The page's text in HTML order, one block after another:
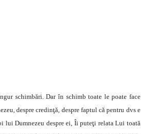
schimbări. Dar în schimb toate le poate face
despre credinţă, despre faptul că pentru dvs e
lui Dumnezeu despre ei, Îi puteţi relata Lui toată